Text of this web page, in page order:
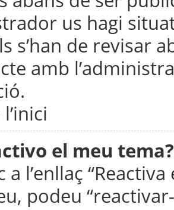
us hagi
s’han de revisar
amb
el meu tema?
a l’enllaç
podeu